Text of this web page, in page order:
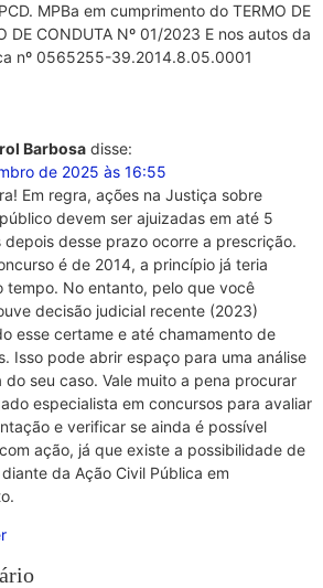
MPBa em cumprimento do TERMO DE
DE CONDUTA Nº 01/2023 E nos autos da
nº 0565255-39.2014.8.05.0001
Barbosa disse:
de 2025 às 16:55
Em regra, ações na Justiça sobre
devem ser ajuizadas em até 5
depois desse prazo ocorre a prescrição.
é de 2014, a princípio já teria
tempo. No entanto, pelo que você
decisão judicial recente (2023)
esse certame e até chamamento de
Isso pode abrir espaço para uma análise
do seu caso. Vale muito a pena procurar
especialista em concursos para avaliar
e verificar se ainda é possível
ação, já que existe a possibilidade de
da Ação Civil Pública em